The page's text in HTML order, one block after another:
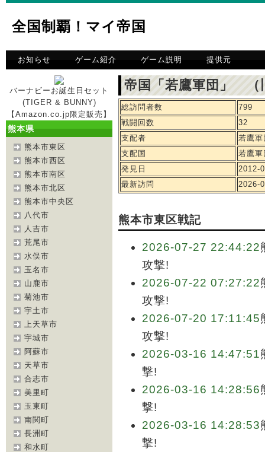
全国制覇！マイ帝国
お知らせ ゲーム紹介 ゲーム説明 提供元
バーナビーお誕生日セット
(TIGER & BUNNY)
【Amazon.co.jp限定販売】
熊本県
熊本市東区
熊本市西区
熊本市南区
熊本市北区
熊本市中央区
八代市
人吉市
荒尾市
水俣市
玉名市
山鹿市
菊池市
宇土市
上天草市
宇城市
阿蘇市
天草市
合志市
美里町
玉東町
南関町
長洲町
和水町
帝国「若鷹軍団」 （
総訪問者数
799
戦闘回数
32
支配者
若鷹軍
支配国
若鷹軍
発見日
2012-
最新訪問
2026-
熊本市東区戦記
2026-07-27 22:44:22
攻撃!
2026-07-22 07:27:22
攻撃!
2026-07-20 17:11:45
攻撃!
2026-03-16 14:47:51
撃!
2026-03-16 14:28:56
撃!
2026-03-16 14:28:53
撃!